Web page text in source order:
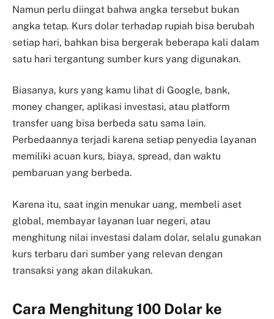
Namun perlu diingat bahwa angka tersebut bukan
angka tetap. Kurs dolar terhadap rupiah bisa berubah
setiap hari, bahkan bisa bergerak beberapa kali dalam
satu hari tergantung sumber kurs yang digunakan.
Biasanya, kurs yang kamu lihat di Google, bank,
money changer, aplikasi investasi, atau platform
transfer uang bisa berbeda satu sama lain.
Perbedaannya terjadi karena setiap penyedia layanan
memiliki acuan kurs, biaya, spread, dan waktu
pembaruan yang berbeda.
Karena itu, saat ingin menukar uang, membeli aset
global, membayar layanan luar negeri, atau
menghitung nilai investasi dalam dolar, selalu gunakan
kurs terbaru dari sumber yang relevan dengan
transaksi yang akan dilakukan.
Cara Menghitung 100 Dolar ke